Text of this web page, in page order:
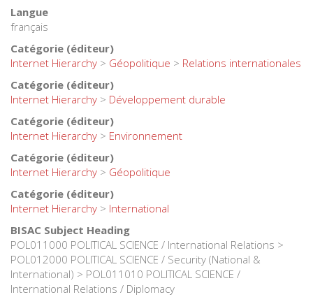
Langue
français
Catégorie (éditeur)
Internet Hierarchy > Géopolitique > Relations internationales
Catégorie (éditeur)
Internet Hierarchy > Développement durable
Catégorie (éditeur)
Internet Hierarchy > Environnement
Catégorie (éditeur)
Internet Hierarchy > Géopolitique
Catégorie (éditeur)
Internet Hierarchy > International
BISAC Subject Heading
POL011000 POLITICAL SCIENCE / International Relations >
POL012000 POLITICAL SCIENCE / Security (National &
International) > POL011010 POLITICAL SCIENCE /
International Relations / Diplomacy